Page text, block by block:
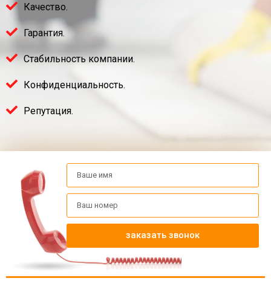
Качество.
Гарантия.
Стабильность компании.
Конфиденциальность.
Репутация.
заказать звонок